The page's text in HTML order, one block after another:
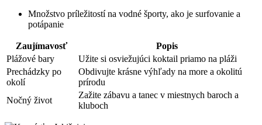
Množstvo príležitostí na vodné športy, ako je surfovanie a
potápanie
Zaujímavosť
Popis
Plážové bary
Užite si osviežujúci koktail priamo na pláži
Prechádzky po
okolí
Obdivujte krásne výhľady na more a okolitú
prírodu
Nočný život
Zažite zábavu a tanec v miestnych baroch a
kluboch